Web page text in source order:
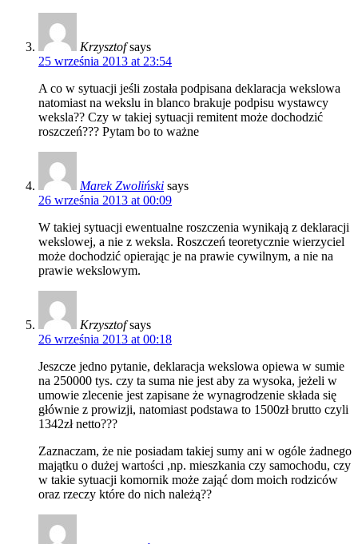
Krzysztof says
25 września 2013 at 23:54
A co w sytuacji jeśli została podpisana deklaracja wekslowa
natomiast na wekslu in blanco brakuje podpisu wystawcy
weksla?? Czy w takiej sytuacji remitent może dochodzić
roszczeń??? Pytam bo to ważne
Marek Zwoliński says
26 września 2013 at 00:09
W takiej sytuacji ewentualne roszczenia wynikają z deklaracji
wekslowej, a nie z weksla. Roszczeń teoretycznie wierzyciel
może dochodzić opierając je na prawie cywilnym, a nie na
prawie wekslowym.
Krzysztof says
26 września 2013 at 00:18
Jeszcze jedno pytanie, deklaracja wekslowa opiewa w sumie
na 250000 tys. czy ta suma nie jest aby za wysoka, jeżeli w
umowie zlecenie jest zapisane że wynagrodzenie składa się
głównie z prowizji, natomiast podstawa to 1500zł brutto czyli
1342zł netto???
Zaznaczam, że nie posiadam takiej sumy ani w ogóle żadnego
majątku o dużej wartości ,np. mieszkania czy samochodu, czy
w takie sytuacji komornik może zająć dom moich rodziców
oraz rzeczy które do nich należą??